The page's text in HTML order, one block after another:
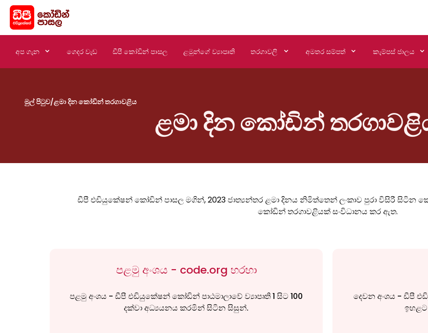
අප ගැන ගෙදර වැඩ ඩීපී කෝඩින් පාසල ළමුන්ගේ ව්‍යාපෘති තරගාවලි අමතර සම්පත් කැම්පස් ජාලය
මුල් පිටුව/ළමා දින කෝඩින් තරගාවළිය
ළමා දින කෝඩින්
ඩීපී එඩියුකේෂන් කෝඩින් පාසල මගින්, 2023 ජාත්‍යන්තර ළමා දිනය නිමිත්තෙන් ලංකාව පුරා විසිරී සිටින
කෝඩින් තරගාවළියක් සංවිධානය කර ඇත.
පළමු අංශය - code.org හරහා
පළමු අංශය - ඩීපී එඩියුකේෂන් කෝඩින් පාඨමාලාවේ ව්‍යාපෘති 1 සිට 100
දක්වා අධ්‍යයනය කරමින් සිටින සිසුන්.
දෙවන අංශය - ඩීපී